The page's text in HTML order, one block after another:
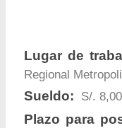
Lugar de
Regional
Sueldo: S/.
Plazo para